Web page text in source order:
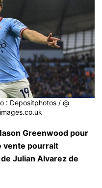
: Depositphotos / @
Greenwood pour
vente pourrait
Julian Alvarez de